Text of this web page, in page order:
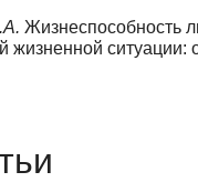
Жизнеспособность
жизненной